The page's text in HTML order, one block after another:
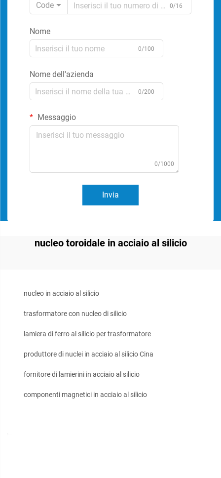
Code
0/16
Nome
0/100
Nome dell'azienda
0/200
Messaggio
0/1000
Invia
nucleo toroidale in acciaio al silicio
nucleo in acciaio al silicio
trasformatore con nucleo di silicio
lamiera di ferro al silicio per trasformatore
produttore di nuclei in acciaio al silicio Cina
fornitore di lamierini in acciaio al silicio
componenti magnetici in acciaio al silicio